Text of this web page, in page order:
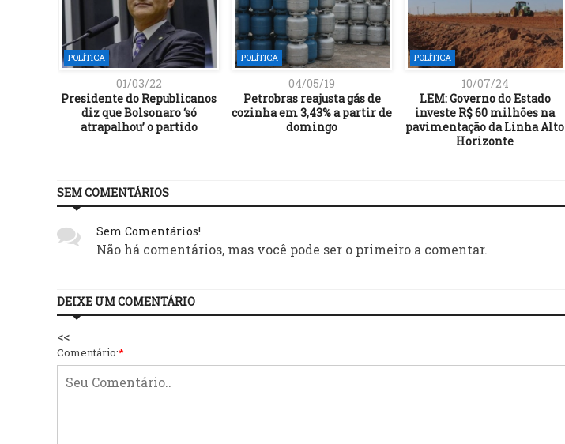
POLÍTICA
01/03/22
Presidente do Republicanos
diz que Bolsonaro ‘só
atrapalhou’ o partido
POLÍTICA
04/05/19
Petrobras reajusta gás de
cozinha em 3,43% a partir de
domingo
POLÍTICA
10/07/24
LEM: Governo do Estado
investe R$ 60 milhões na
pavimentação da Linha Alto
Horizonte
SEM COMENTÁRIOS
Sem Comentários!
Não há comentários, mas você pode ser o primeiro a comentar.
DEIXE UM COMENTÁRIO
<<
Comentário:*